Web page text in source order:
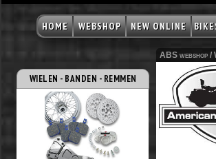
HOME WEBSHOP NEW ONLINE
WIELEN - BANDEN - REMMEN
ABS webshop /